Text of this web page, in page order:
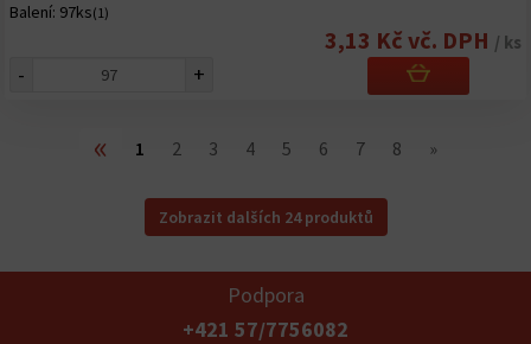
Balení: 97ks(1)
3,13 Kč vč. DPH / ks
- +
« 1 2 3 4 5 6 7 8 »
Zobrazit dalších 24 produktů
Podpora
+421 57/7756082